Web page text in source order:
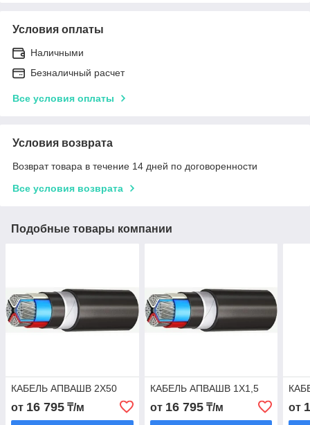
Условия оплаты
Наличными
Безналичный расчет
Все условия оплаты
Условия возврата
Возврат товара в течение 14 дней по договоренности
Все условия возврата
Подобные товары компании
КАБЕЛЬ АПВАШВ 2Х50
от 16 795 ₸/м
КАБЕЛЬ АПВАШВ 1Х1,5
от 16 795₸/м от